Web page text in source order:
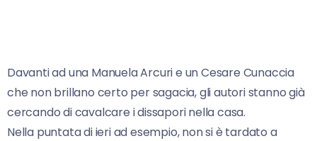
Davanti ad una Manuela Arcuri e un Cesare Cunaccia
che non brillano certo per sagacia, gli autori stanno già
cercando di cavalcare i dissapori nella casa.
Nella puntata di ieri ad esempio, non si è tardato a